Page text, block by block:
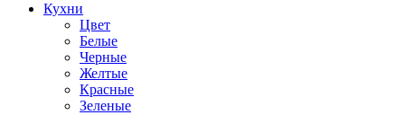
Кухни
Цвет
Белые
Черные
Желтые
Красные
Зеленые